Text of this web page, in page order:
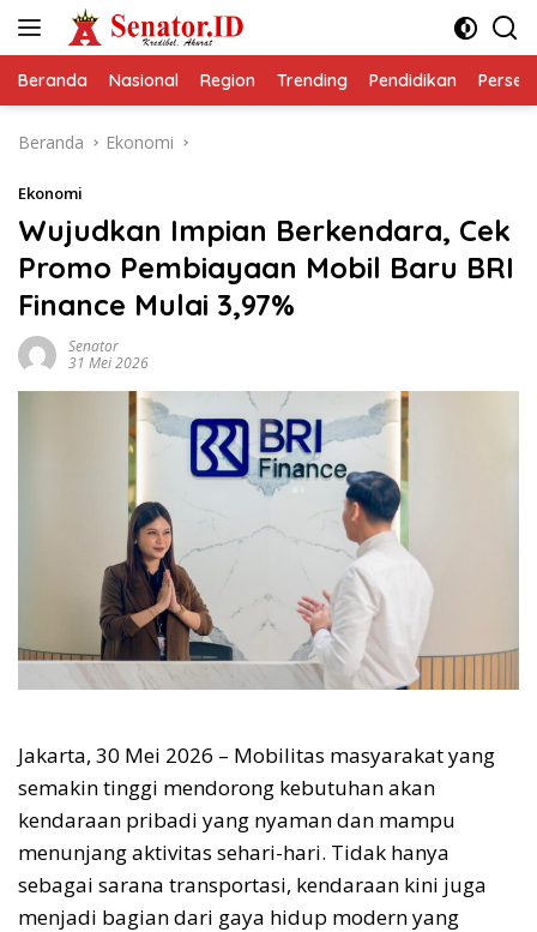
Beranda Nasional Region Trending Pendidikan
Beranda Ekonomi
Ekonomi
Wujudkan Impian Berkendara, Cek
Promo Pembiayaan Mobil Baru BRI
Finance Mulai 3,97%
Senator
31 Mei 2026
Jakarta, 30 Mei 2026 – Mobilitas masyarakat yang
semakin tinggi mendorong kebutuhan akan
kendaraan pribadi yang nyaman dan mampu
menunjang aktivitas sehari-hari. Tidak hanya
sebagai sarana transportasi, kendaraan kini juga
menjadi bagian dari gaya hidup modern yang